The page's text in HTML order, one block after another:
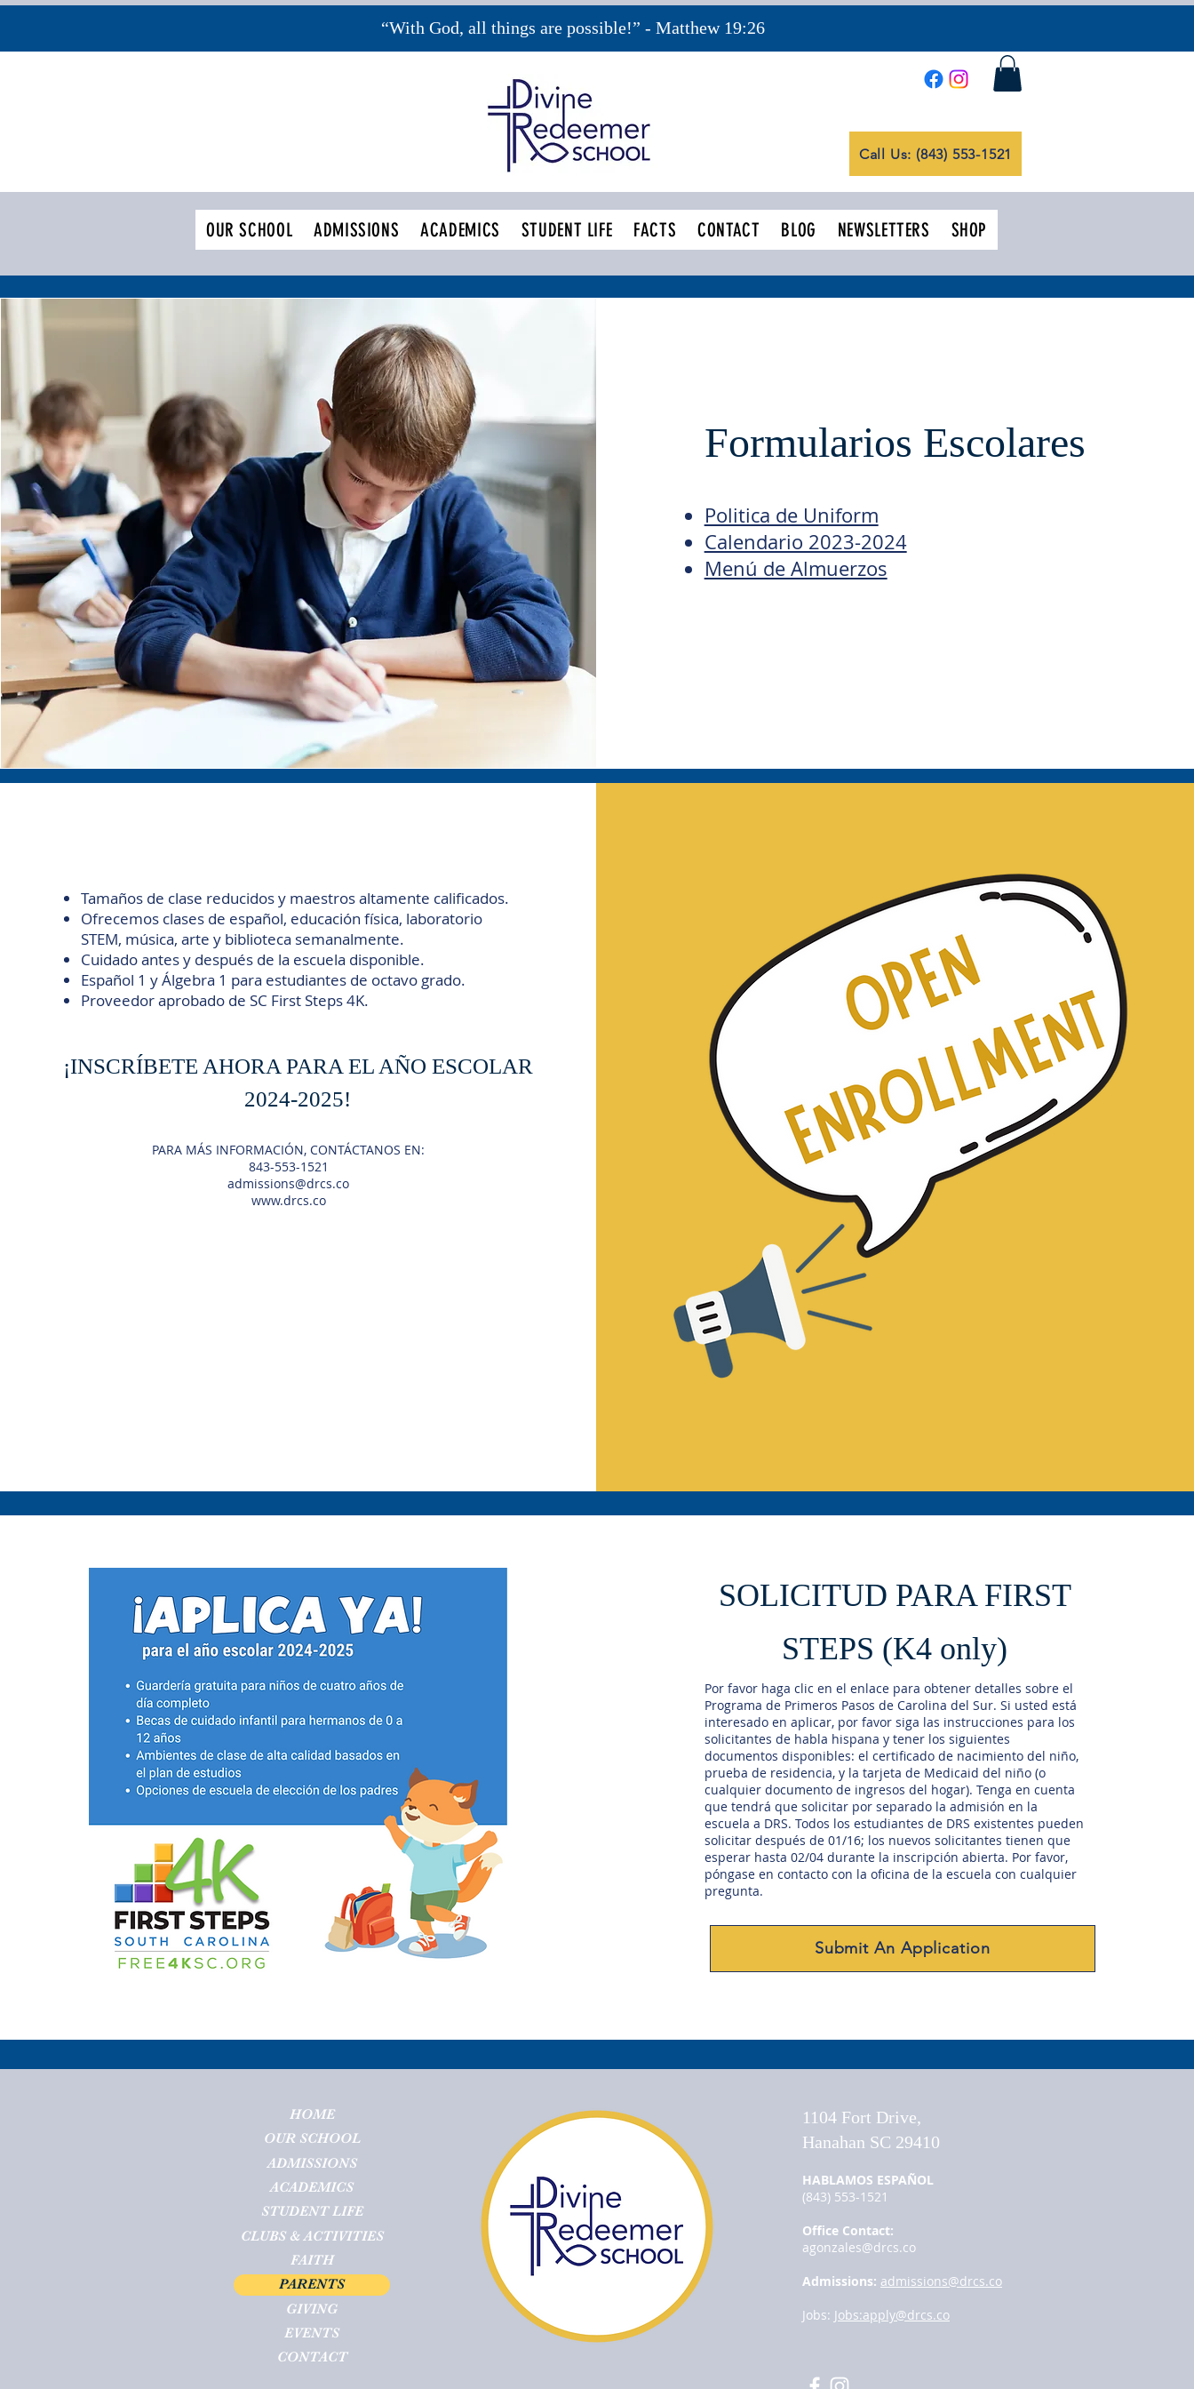
“With God, all things are possible!” - Matthew 19:26
Call Us: (843) 553-1521
OUR SCHOOL ADMISSIONS ACADEMICS STUDENT LIFE FACTS CONTACT BLOG NEWSLETTERS SHOP
Formularios Escolares
Politica de Uniform
Calendario 2023-2024
Menú de Almuerzos
Tamaños de clase reducidos y maestros altamente calificados.
Ofrecemos clases de español, educación física, laboratorio
STEM, música, arte y biblioteca semanalmente.
Cuidado antes y después de la escuela disponible.
Español 1 y Álgebra 1 para estudiantes de octavo grado.
Proveedor aprobado de SC First Steps 4K.
¡INSCRÍBETE AHORA PARA EL AÑO ESCOLAR
2024-2025!
PARA MÁS INFORMACIÓN, CONTÁCTANOS EN:
843-553-1521
admissions@drcs.co
www.drcs.co
SOLICITUD PARA FIRST
STEPS (K4 only)
Por favor haga clic en el enlace para obtener detalles sobre el
Programa de Primeros Pasos de Carolina del Sur. Si usted está
interesado en aplicar, por favor siga las instrucciones para los
solicitantes de habla hispana y tener los siguientes
documentos disponibles: el certificado de nacimiento del niño,
prueba de residencia, y la tarjeta de Medicaid del niño (o
cualquier documento de ingresos del hogar). Tenga en cuenta
que tendrá que solicitar por separado la admisión en la
escuela a DRS. Todos los estudiantes de DRS existentes pueden
solicitar después de 01/16; los nuevos solicitantes tienen que
esperar hasta 02/04 durante la inscripción abierta. Por favor,
póngase en contacto con la oficina de la escuela con cualquier
pregunta.
Submit An Application
HOME
OUR SCHOOL
ADMISSIONS
ACADEMICS
STUDENT LIFE
CLUBS & ACTIVITIES
FAITH
PARENTS
GIVING
EVENTS
CONTACT
​1104 Fort Drive,
Hanahan SC 29410
HABLAMOS ESPAÑOL
(843) 553-1521
Office Contact:
agonzales@drcs.co
Admissions: admissions@drcs.co
Jobs: Jobs:apply@drcs.co